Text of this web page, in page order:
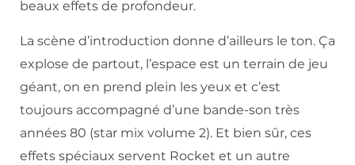
beaux effets de profondeur.
La scène d’introduction donne d’ailleurs le ton. Ça
explose de partout, l’espace est un terrain de jeu
géant, on en prend plein les yeux et c’est
toujours accompagné d’une bande-son très
années 80 (star mix volume 2). Et bien sûr, ces
effets spéciaux servent Rocket et un autre